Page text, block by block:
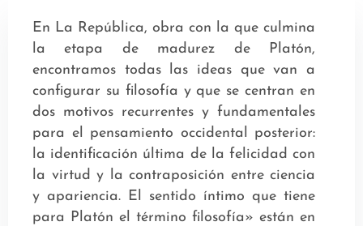
En La República, obra con la que culmina
la etapa de madurez de Platón,
encontramos todas las ideas que van a
configurar su filosofía y que se centran en
dos motivos recurrentes y fundamentales
para el pensamiento occidental posterior:
la identificación última de la felicidad con
la virtud y la contraposición entre ciencia
y apariencia. El sentido íntimo que tiene
para Platón el término filosofía» están en